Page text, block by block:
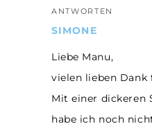
ANTWORTEN
SIMONE
Liebe Manu,
vielen lieben Dank
Mit einer dickeren
habe ich noch